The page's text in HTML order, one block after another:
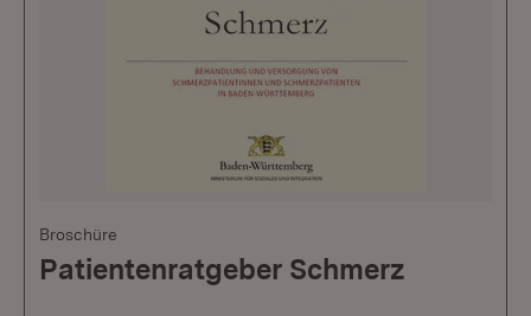
Broschüre
Patientenratgeber Schmerz